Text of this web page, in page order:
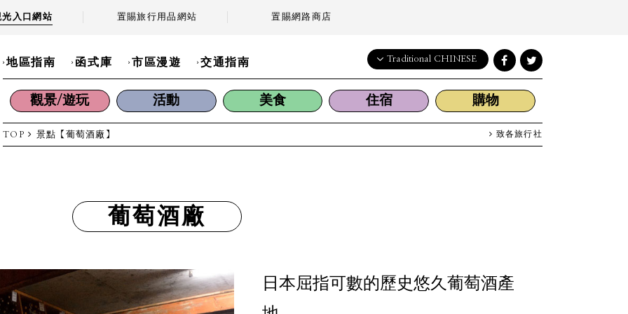
光 入口網站 置賜旅行用品 網站 置賜網路商店
地區指南 函式庫 市區漫遊 交通指南 Traditional CHINESE
English
日本語
觀景/遊玩 活動 美食 住宿 購物
TOP 景點 【葡萄酒廠】 致各旅行社
葡萄酒廠
日本屈指可數的歷史悠久葡萄酒產